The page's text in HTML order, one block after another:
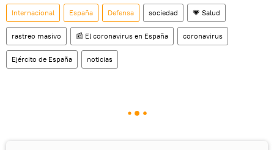
Internacional España Defensa sociedad 💗 Salud
rastreo masivo 📰 El coronavirus en España coronavirus
Ejército de España noticias